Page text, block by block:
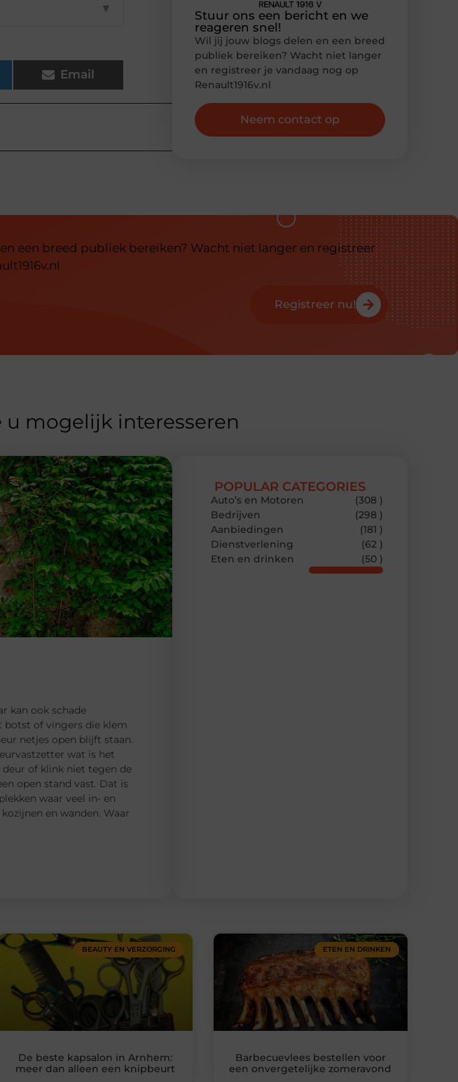
▼
Email
Stuur ons een bericht en we
reageren snel!
Wil jij jouw blogs delen en een breed
publiek bereiken? Wacht niet langer
en registreer je vandaag nog op
Renault1916v.nl
Neem contact op
een breed publiek bereiken? Wacht niet langer en registreer
Registreer nu!
u mogelijk interesseren
kan ook schade
botst of vingers die klem
netjes open blijft staan.
wat is het
deur of klink niet tegen de
open stand vast. Dat is
waar veel in- en
en wanden. Waar
POPULAR CATEGORIES
Auto’s en Motoren
(308 )
Bedrijven
(298 )
Aanbiedingen
(181 )
Dienstverlening
(62 )
Eten en drinken
(50 )
BEAUTY EN VERZORGING
De beste kapsalon in Arnhem:
meer dan alleen een knipbeurt
ETEN EN DRINKEN
Barbecuevlees bestellen voor
een onvergetelijke zomeravond